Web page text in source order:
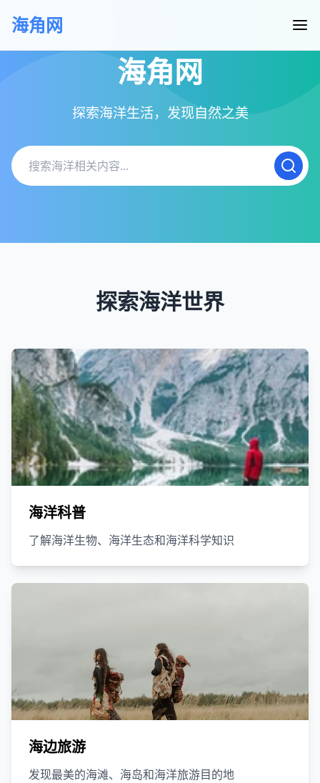
海角网
海角网
探索海洋生活，发现自然之美
探索海洋世界
海洋科普
了解海洋生物、海洋生态和海洋科学知识
海边旅游
发现最美的海滩、海岛和海洋旅游目的地